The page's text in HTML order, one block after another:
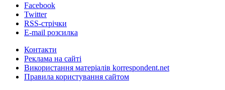
Facebook
Twitter
RSS-стрічки
E-mail розсилка
Контакти
Реклама на сайті
Використання матеріалів korrespondent.net
Правила користування сайтом